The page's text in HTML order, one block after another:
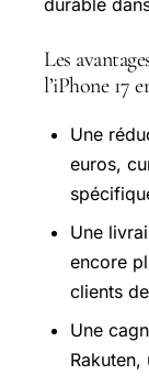
durable
Les
l’iPhone 17
Une
euros,
Une
encore
clients de
Une